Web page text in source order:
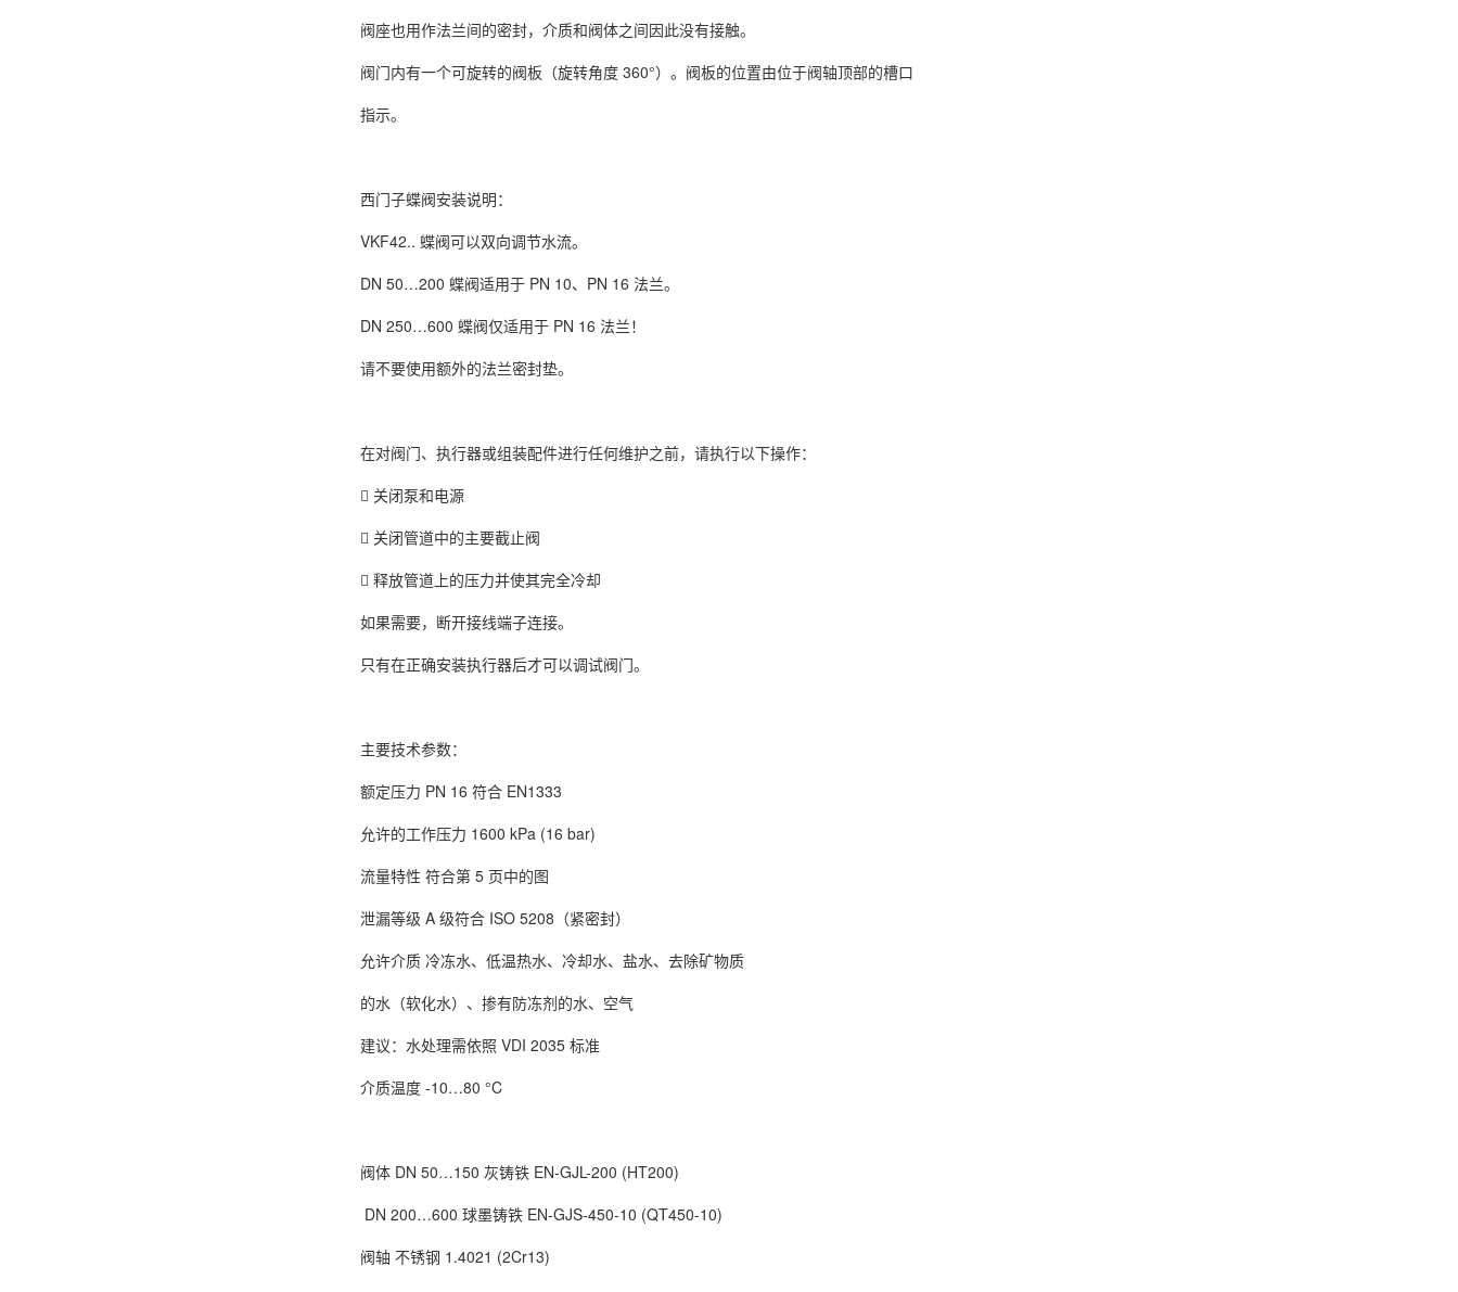
阀座也用作法兰间的密封，介质和阀体之间因此没有接触。
阀门内有一个可旋转的阀板（旋转角度 360°）。阀板的位置由位于阀轴顶部的槽口
指示。
西门子蝶阀安装说明：
VKF42.. 蝶阀可以双向调节水流。
DN 50…200 蝶阀适用于 PN 10、PN 16 法兰。
DN 250…600 蝶阀仅适用于 PN 16 法兰！
请不要使用额外的法兰密封垫。
在对阀门、执行器或组装配件进行任何维护之前，请执行以下操作：
 关闭泵和电源
 关闭管道中的主要截止阀
 释放管道上的压力并使其完全冷却
如果需要，断开接线端子连接。
只有在正确安装执行器后才可以调试阀门。
主要技术参数：
额定压力 PN 16 符合 EN1333
允许的工作压力 1600 kPa (16 bar)
流量特性 符合第 5 页中的图
泄漏等级 A 级符合 ISO 5208（紧密封）
允许介质 冷冻水、低温热水、冷却水、盐水、去除矿物质
的水（软化水）、掺有防冻剂的水、空气
建议：水处理需依照 VDI 2035 标准
介质温度 -10…80 °C
阀体 DN 50…150 灰铸铁 EN-GJL-200 (HT200)
DN 200…600 球墨铸铁 EN-GJS-450-10 (QT450-10)
阀轴 不锈钢 1.4021 (2Cr13)